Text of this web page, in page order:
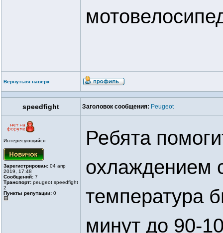
Вернуться наверх
speedfight Заголовок сообщения: Peugeot
Интересующийся
Зарегистрирован: 04 апр
2019, 17:48
Сообщений: 7
Транспорт: peugeot speedfight
2
Пункты репутации: 0
Ребята
охлаждением
температура
минут до 90-